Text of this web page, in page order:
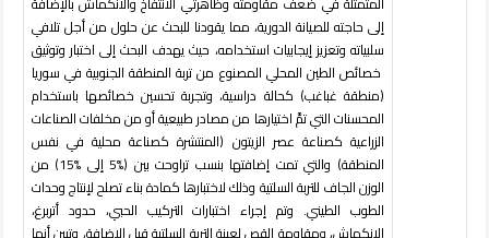
إلى حاجته للصيانة الدورية، مما يقودنا للبحث عن حلول من أجل تلافي
سلبياته وتعزيز إيجابيات استخدامه، حيث يهدف البحث إلى اختبار وتوثيق
خصائص الطين المحلي المصنوع من تربة المنطقة الجنوبية في سوريا
(منطقة غباغب) كحالة دراسية، وتجربة تحسين خصائصها باستخدام
المحسنات التي تمَّ اختيارها من مصادر طبيعية أو من مخلفات الصناعات
الزراعية كصناعة عصر الزيتون (المنتشرة كصناعة محلية في نفس
المنطقة) والتي تمت إضافتها بنسب تراوحت بين (%5 إلى %15) من
الوزن الجاف للتربة السلتية وذلك لاختبارها كمادة بناء تصلح لإنتاج وحدات
الطوب الطيني. وتم إجراء اختبارات التركيب الحبي، حدود أتربرغ،